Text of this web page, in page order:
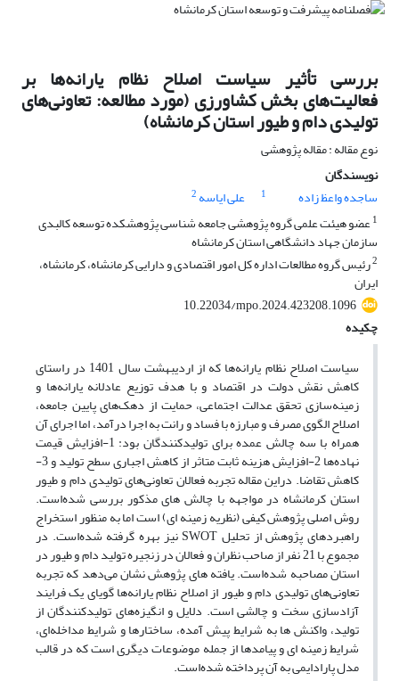
بررسی تأثیر سیاست اصلاح نظام یارانه‌ها بر
فعالیت‌های بخش کشاورزی (مورد مطالعه: تعاونی‌های
تولیدی دام و طیور استان کرمانشاه)
نوع مقاله : مقاله پژوهشی
نویسندگان
ساجده واعظ زاده
1 علی ایاسه 2
1عضو هیئت علمی گروه پژوهشی جامعه شناسی پژوهشکده توسعه کالبدی
سازمان جهاد دانشگاهی استان کرمانشاه
2رئیس گروه مطالعات اداره کل امور اقتصادی و دارایی کرمانشاه، کرمانشاه،
ایران
10.22034/mpo.2024.423208.1096
چکیده
سیاست اصلاح نظام یارانه‌ها که از اردیبهشت سال 1401 در راستای
کاهش نقش دولت در اقتصاد و با هدف توزیع عادلانه یارانه‌ها و
زمینه‌سازی تحقق عدالت اجتماعی، حمایت از دهک‌های پایین جامعه،
اصلاح الگوی مصرف و مبارزه با فساد و رانت به اجرا درآمد، اما اجرای آن
همراه با سه چالش عمده برای تولیدکنندگان بود: 1-افزایش قیمت
نهاده‌‌‌‌‌‌‌‌‌‌‌‌‌ها 2-افزایش هزینه ثابت متاثر از کاهش اجباری سطح تولید و 3-
کاهش تقاضا. دراین مقاله تجربه فعالان تعاونی‌های تولیدی دام و طیور
استان کرمانشاه در مواجهه با چالش های مذکور بررسی شده‌است.
روش اصلی پژوهش کیفی (نظریه زمینه ای) است اما به منظور استخراج
راهبردهای پژوهش از تحلیل SWOT نیز بهره گرفته شده‌است. در
مجموع با 21 نفر از صاحب نظران و فعالان در زنجیره تولید دام و طیور در
استان مصاحبه شده‌است. یافته های پژوهش نشان می‌دهد که تجربه
تعاونی‌های تولیدی دام و طیور از اصلاح نظام یارانه‌ها گویای یک فرایند
آزادسازی سخت و چالشی است. دلایل و انگیزه‌های تولیدکنندگان از
تولید، واکنش ها به شرایط پیش آمده، ساختارها و شرایط مداخله‌ای،
شرایط زمینه ای و پیامدها از جمله موضوعات دیگری است که در قالب
مدل پارادایمی به آن پرداخته شده‌است.